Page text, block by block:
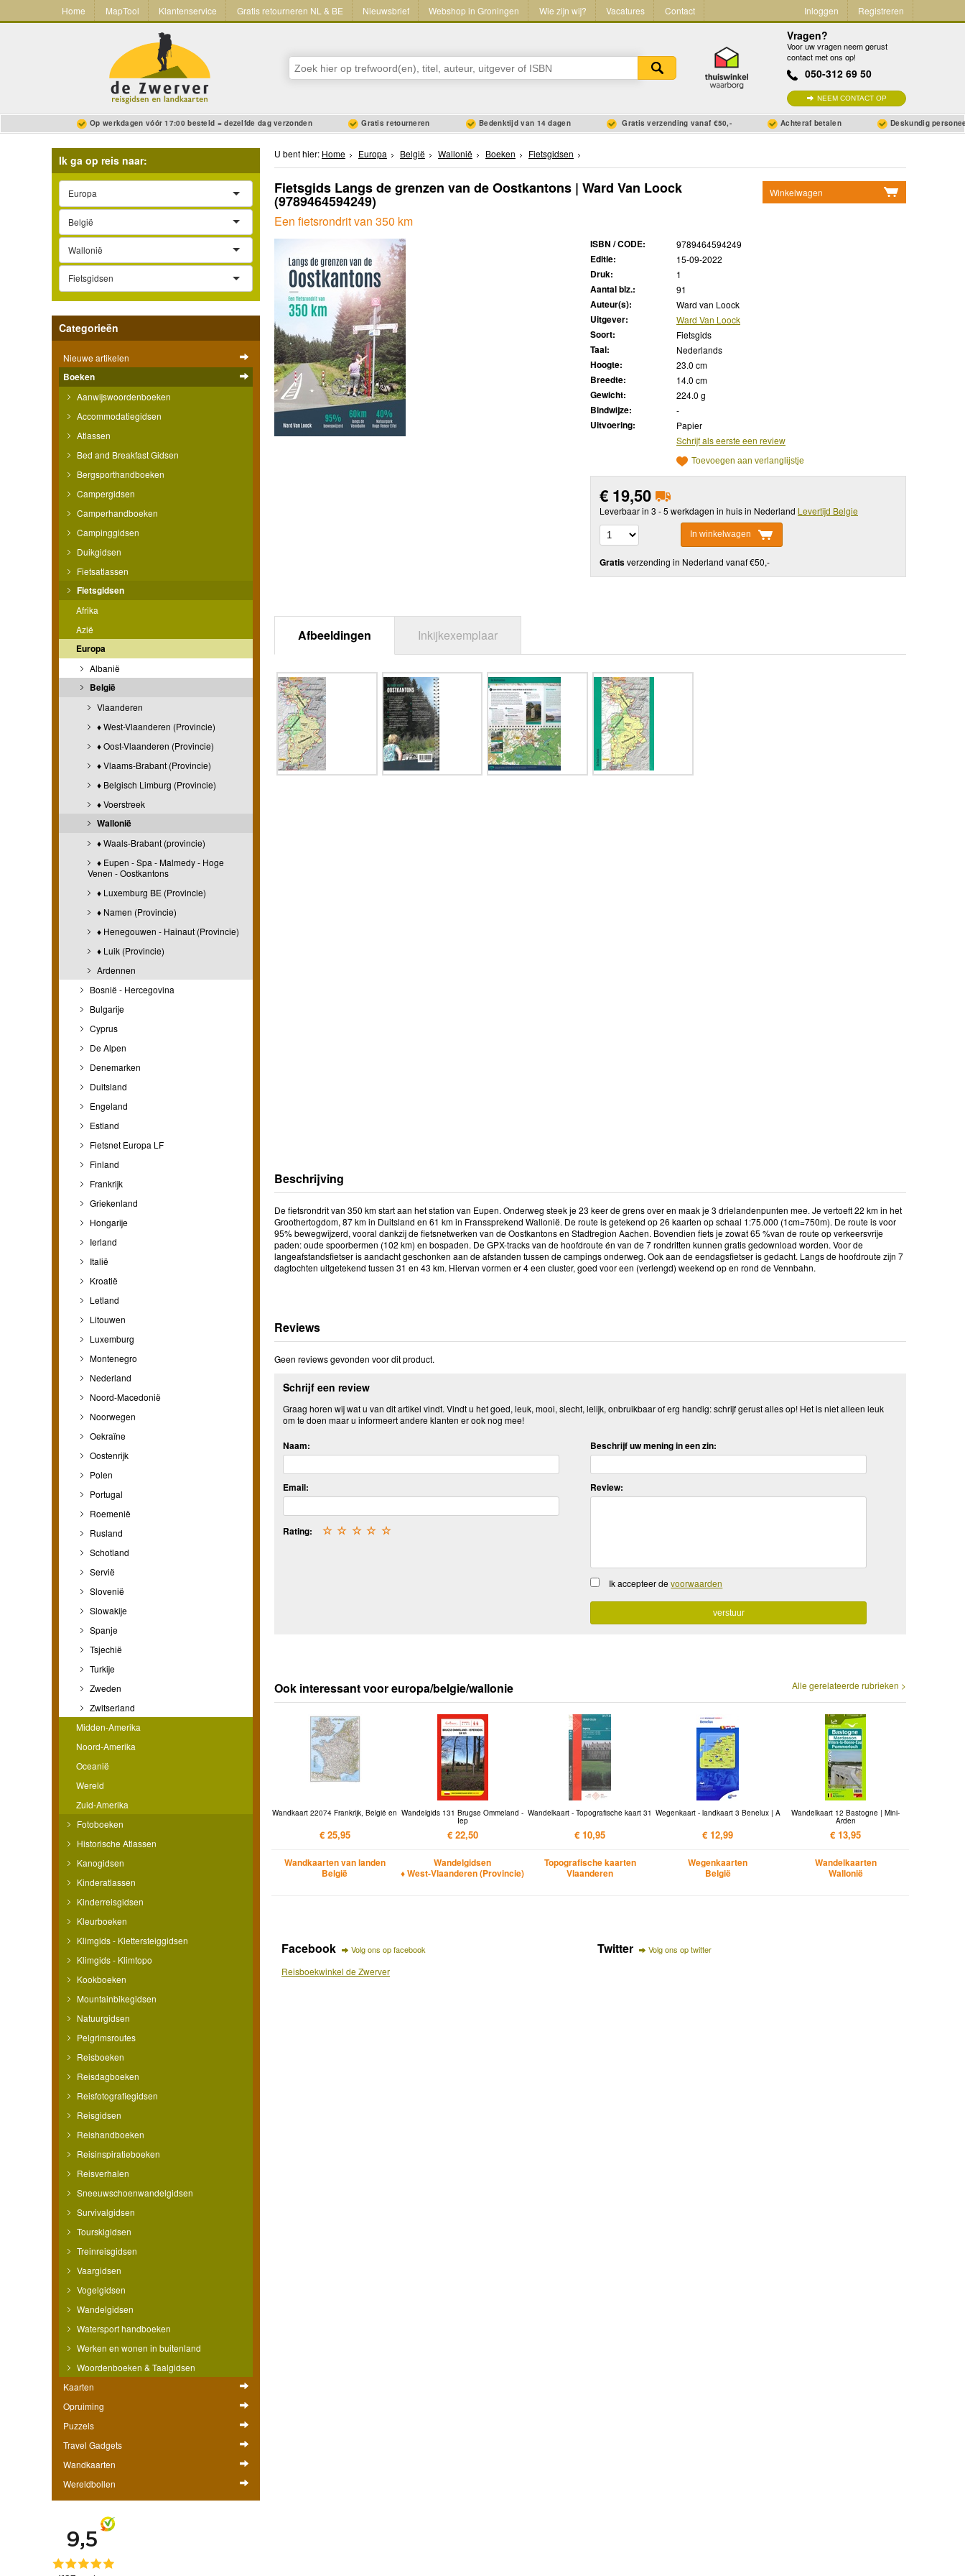
Home MapTool Klantenservice Gratis retourneren NL & BE Nieuwsbrief Webshop in Groningen Wie zijn wij? Vacatures Contact Inloggen Registreren
Vragen?
Voor uw vragen neem gerust
contact met ons op!
050-312 69 50
NEEM CONTACT OP
Op werkdagen vóór 17:00 besteld = dezelfde dag verzonden Gratis retourneren Bedenktijd van 14 dagen Gratis verzending vanaf €50,- Achteraf betalen Deskundig
Ik ga op reis naar:
Europa
België
Wallonië
Fietsgidsen
Categorieën
Nieuwe artikelen
Boeken
Aanwijswoordenboeken
Accommodatiegidsen
Atlassen
Bed and Breakfast Gidsen
Bergsporthandboeken
Campergidsen
Camperhandboeken
Campinggidsen
Duikgidsen
Fietsatlassen
Fietsgidsen
Afrika
Azië
Europa
Albanië
België
Vlaanderen
♦ West-Vlaanderen (Provincie)
♦ Oost-Vlaanderen (Provincie)
♦ Vlaams-Brabant (Provincie)
♦ Belgisch Limburg (Provincie)
♦ Voerstreek
Wallonië
♦ Waals-Brabant (provincie)
♦ Eupen - Spa - Malmedy - Hoge
Venen - Oostkantons
♦ Luxemburg BE (Provincie)
♦ Namen (Provincie)
♦ Henegouwen - Hainaut (Provincie)
♦ Luik (Provincie)
Ardennen
Bosnië - Hercegovina
Bulgarije
Cyprus
De Alpen
Denemarken
Duitsland
Engeland
Estland
Fietsnet Europa LF
Finland
Frankrijk
Griekenland
Hongarije
Ierland
Italië
Kroatië
Letland
Litouwen
Luxemburg
Montenegro
Nederland
Noord-Macedonië
Noorwegen
Oekraïne
Oostenrijk
Polen
Portugal
Roemenië
Rusland
Schotland
Servië
Slovenië
Slowakije
Spanje
Tsjechië
Turkije
Zweden
Zwitserland
Midden-Amerika
Noord-Amerika
Oceanië
Wereld
Zuid-Amerika
Fotoboeken
Historische Atlassen
Kanogidsen
Kinderatlassen
Kinderreisgidsen
Kleurboeken
Klimgids - Klettersteiggidsen
Klimgids - Klimtopo
Kookboeken
Mountainbikegidsen
Natuurgidsen
Pelgrimsroutes
Reisboeken
Reisdagboeken
Reisfotografiegidsen
Reisgidsen
Reishandboeken
Reisinspiratieboeken
Reisverhalen
Sneeuwschoenwandelgidsen
Survivalgidsen
Tourskigidsen
Treinreisgidsen
Vaargidsen
Vogelgidsen
Wandelgidsen
Watersport handboeken
Werken en wonen in buitenland
Woordenboeken & Taalgidsen
Kaarten
Opruiming
Puzzels
Travel Gadgets
Wandkaarten
Wereldbollen
U bent hier: Home Europa België Wallonië Boeken Fietsgidsen
Winkelwagen
Fietsgids Langs de grenzen van de Oostkantons | Ward Van Loock
(9789464594249)
Een fietsrondrit van 350 km
ISBN / CODE: 9789464594249
Editie: 15-09-2022
Druk: 1
Aantal blz.: 91
Auteur(s): Ward van Loock
Uitgever: Ward Van Loock
Soort: Fietsgids
Taal: Nederlands
Hoogte: 23.0 cm
Breedte: 14.0 cm
Gewicht: 224.0 g
Bindwijze: -
Uitvoering:
Papier
Schrijf als eerste een review
Toevoegen aan verlanglijstje
€ 19,50
Leverbaar in 3 - 5 werkdagen in huis in Nederland Levertijd Belgie
In winkelwagen
Gratisverzending in Nederland vanaf €50,-
Afbeeldingen Inkijkexemplaar
Beschrijving
De fietsrondrit van 350 km start aan het station van Eupen. Onderweg steek je 23 keer de grens over en maak je 3 drielandenpunten mee. Je vertoeft 22 km in het
Groothertogdom, 87 km in Duitsland en 61 km in Franssprekend Wallonië. De route is getekend op 26 kaarten op schaal 1:75.000 (1cm=750m). De route is voor
95% bewegwijzerd, vooral dankzij de fietsnetwerken van de Oostkantons en Stadtregion Aachen. Bovendien fiets je zowat 65 %van de route op verkeersvrije
paden: oude spoorbermen (102 km) en bospaden. De GPX-tracks van de hoofdroute én van de 7 rondritten kunnen gratis gedownload worden. Voor de
langeafstandsfietser is aandacht geschonken aan de afstanden tussen de campings onderweg. Ook aan de eendagsfietser is gedacht. Langs de hoofdroute zijn 7
dagtochten uitgetekend tussen 31 en 43 km. Hiervan vormen er 4 een cluster, goed voor een (verlengd) weekend op en rond de Vennbahn.
Reviews
Geen reviews gevonden voor dit product.
Schrijf een review
Graag horen wij wat u van dit artikel vindt. Vindt u het goed, leuk, mooi, slecht, lelijk, onbruikbaar of erg handig: schrijf gerust alles op! Het is niet alleen leuk
om te doen maar u informeert andere klanten er ook nog mee!
Naam:
Email:
Rating: ☆
☆
☆
☆
☆
Beschrijf uw mening in een zin:
Review:
Ik accepteer devoorwaarden
Alle gerelateerde rubrieken >
Ook interessant voor europa/belgie/wallonie
Wandkaart 22074 Frankrijk, België en
€ 25,95
Wandkaarten van landen
België
Wandelgids 131 Brugse Ommeland -
Iep
€ 22,50
Wandelgidsen
♦ West-Vlaanderen (Provincie)
Wandelkaart - Topografische kaart 31
€ 10,95
Topografische kaarten
Vlaanderen
Wegenkaart - landkaart 3 Benelux | A
€ 12,99
Wegenkaarten
België
Wandelkaart 12 Bastogne | Mini-
Arden
€ 13,95
Wandelkaarten
Wallonië
Facebook Volg ons op facebook
Reisboekwinkel de Zwerver
Twitter Volg ons op twitter